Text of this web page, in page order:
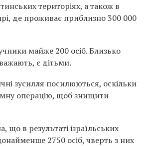
територіях, а також в
де проживає приблизно 300 000
майже 200 осіб. Близько
є дітьми.
зусилля посилюються, оскільки
операцію, щоб знищити
що в результаті ізраїльських
2750 осіб, чверть з них